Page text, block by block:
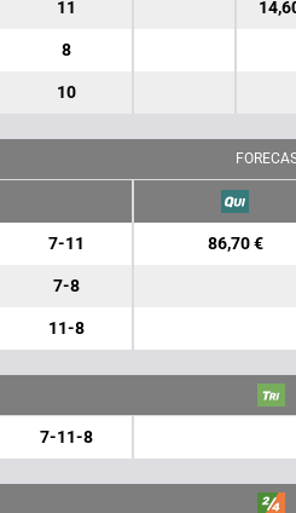
11
8
10
7-11 86,70 €
7-8
11-8
7-11-8